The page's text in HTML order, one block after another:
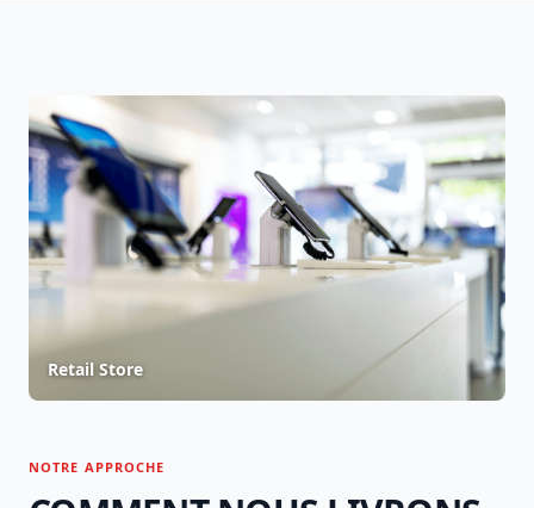
NOTRE APPROCHE
Retail Store